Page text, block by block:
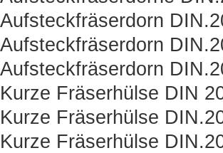
Aufsteckfräserdorn
Aufsteckfräserdorn
Aufsteckfräserdorn
Kurze Fräserhülse DIN
Kurze Fräserhülse
Kurze Fräserhülse